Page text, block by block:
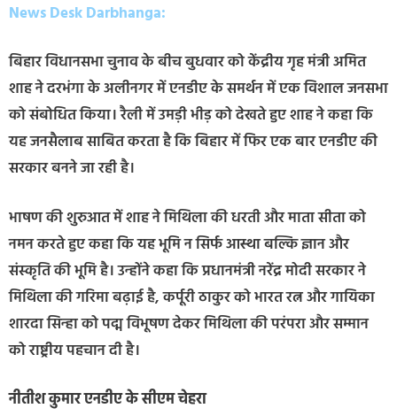
News Desk Darbhanga:
बिहार विधानसभा चुनाव के बीच बुधवार को केंद्रीय गृह मंत्री अमित
शाह ने दरभंगा के अलीनगर में एनडीए के समर्थन में एक विशाल जनसभा
को संबोधित किया। रैली में उमड़ी भीड़ को देखते हुए शाह ने कहा कि
यह जनसैलाब साबित करता है कि बिहार में फिर एक बार एनडीए की
सरकार बनने जा रही है।
भाषण की शुरुआत में शाह ने मिथिला की धरती और माता सीता को
नमन करते हुए कहा कि यह भूमि न सिर्फ आस्था बल्कि ज्ञान और
संस्कृति की भूमि है। उन्होंने कहा कि प्रधानमंत्री नरेंद्र मोदी सरकार ने
मिथिला की गरिमा बढ़ाई है, कर्पूरी ठाकुर को भारत रत्न और गायिका
शारदा सिन्हा को पद्म विभूषण देकर मिथिला की परंपरा और सम्मान
को राष्ट्रीय पहचान दी है।
नीतीश कुमार एनडीए के सीएम चेहरा